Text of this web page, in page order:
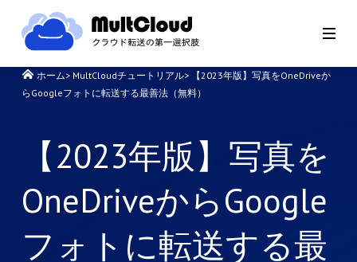
ホーム> MultCloudチュートリアル>
【2023年版】写真をOneDriveか
らGoogleフォトに転送する最善法（無料）
【2023年版】写真を
OneDriveからGoogle
フォトに転送する最